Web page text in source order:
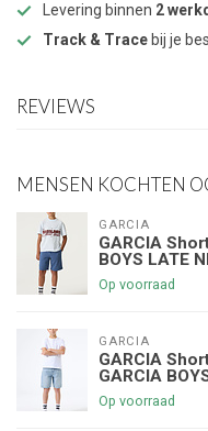
Levering binnen 2
Track & Trace bij je
REVIEWS
MENSEN KOCHTEN
GARCIA
GARCIA
BOYS LATE
Op voorraad
GARCIA
GARCIA
GARCIA
Op voorraad